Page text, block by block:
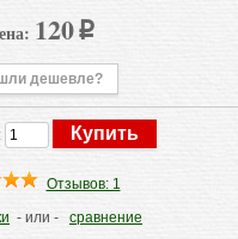
120 p
дешевле?
Отзывов: 1
- или - сравнение